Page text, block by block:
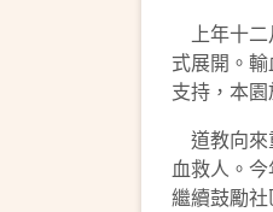
上年十二
式展開。
支持，本
道教向來
血救人。
繼續鼓勵